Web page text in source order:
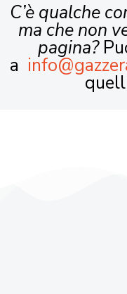
C’è qualche
ma che non
pagina?
a